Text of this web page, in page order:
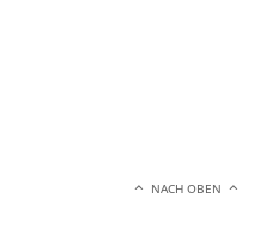
NACH OBEN